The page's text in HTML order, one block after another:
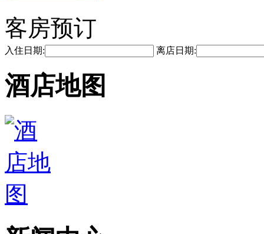
客房预订
入住日期: 离店日期:
酒店地图